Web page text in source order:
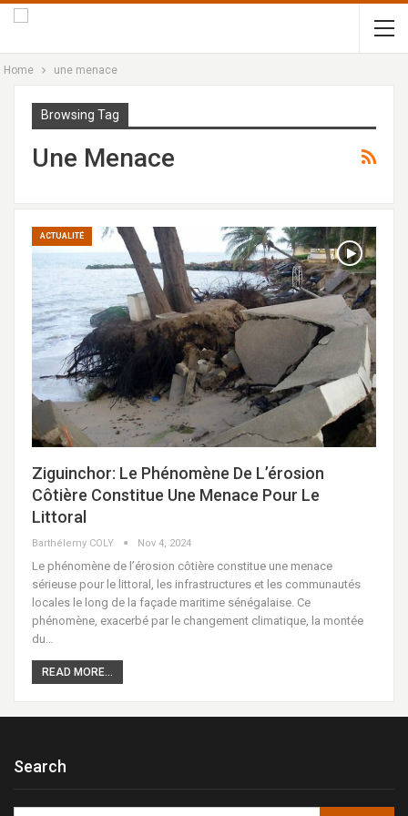
Home une menace
Browsing Tag
Une Menace
ACTUALITÉ
Ziguinchor: Le Phénomène De L’érosion
Côtière Constitue Une Menace Pour Le
Littoral
Barthélemy COLY Nov 4, 2024
Le phénomène de l’érosion côtière constitue une menace
sérieuse pour le littoral, les infrastructures et les communautés
locales le long de la façade maritime sénégalaise. Ce
phénomène, exacerbé par le changement climatique, la montée
du…
READ MORE...
Search